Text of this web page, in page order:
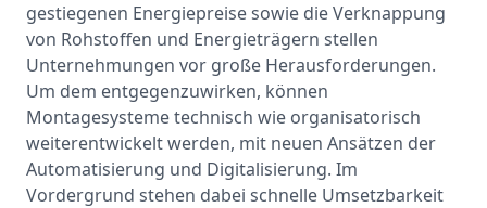
gestiegenen Energiepreise sowie die Verknappung
von Rohstoffen und Energieträgern stellen
Unternehmungen vor große Herausforderungen.
Um dem entgegenzuwirken, können
Montagesysteme technisch wie organisatorisch
weiterentwickelt werden, mit neuen Ansätzen der
Automatisierung und Digitalisierung. Im
Vordergrund stehen dabei schnelle Umsetzbarkeit